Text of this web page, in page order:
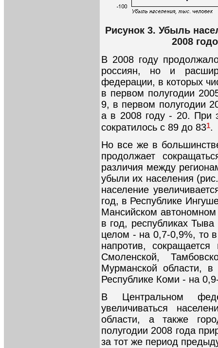
Рисунок 3. Убыль
2008
В 2008 году
россиян, но и
федерации, в которых
в первом полугодии
9, в первом полугодии
а в 2008 году - 20. При
сократилось с 89 до 831.
Но все же в
продолжает
различия между
убыли их населения
население
год, в Республике
Мансийском
в год, республиках
целом - на 0,7-0,9%, то
напротив,
Смоленской,
Мурманской области, в
Республике Коми - на
В Центральном
увеличиваться
области, а также
полугодии 2008 года
за тот же период